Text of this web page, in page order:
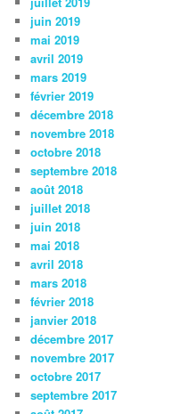
juin 2019
mai 2019
avril 2019
mars 2019
février 2019
décembre 2018
novembre 2018
octobre 2018
septembre 2018
août 2018
juillet 2018
juin 2018
mai 2018
avril 2018
mars 2018
février 2018
janvier 2018
décembre 2017
novembre 2017
octobre 2017
septembre 2017